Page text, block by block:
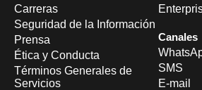
Carreras
Seguridad de la Información
Prensa
Ética y Conducta
Términos Generales de
Servicios
Canales
SMS
E-mail